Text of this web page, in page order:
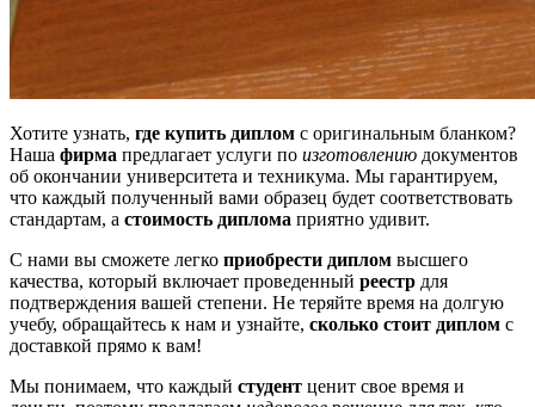
Хотите узнать, где купить диплом с оригинальным бланком?
Наша фирма предлагает услуги по изготовлению документов
об окончании университета и техникума. Мы гарантируем,
что каждый полученный вами образец будет соответствовать
стандартам, а стоимость диплома приятно удивит.
С нами вы сможете легко приобрести диплом высшего
качества, который включает проведенный реестр для
подтверждения вашей степени. Не теряйте время на долгую
учебу, обращайтесь к нам и узнайте, сколько стоит диплом с
доставкой прямо к вам!
Мы понимаем, что каждый студент ценит свое время и